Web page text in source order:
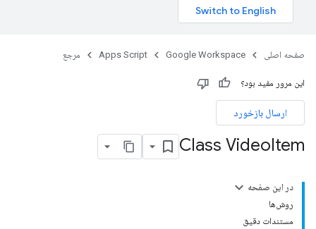
صفحه اصلی Google Workspace
Apps Script مرجع
این مرور مفید بود؟
ارسال بازخورد
Class VideoItem
در این صفحه
روش‌ها
مستندات دقیق